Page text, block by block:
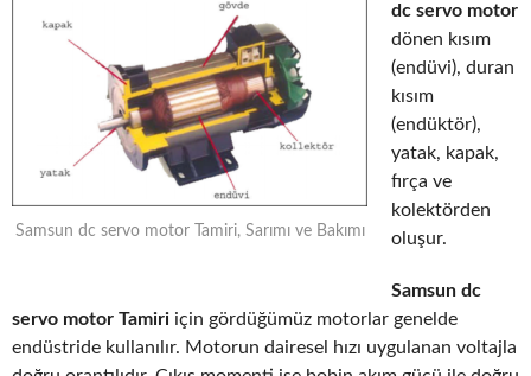
Samsun dc servo motor Tamiri, Sarımı ve Bakımı
dc servo motor
dönen kısım
(endüvi), duran
kısım
(endüktör),
yatak, kapak,
fırça ve
kolektörden
oluşur.
Samsun dc
servo motor Tamiri için gördüğümüz motorlar genelde
endüstride kullanılır. Motorun dairesel hızı uygulanan voltajla